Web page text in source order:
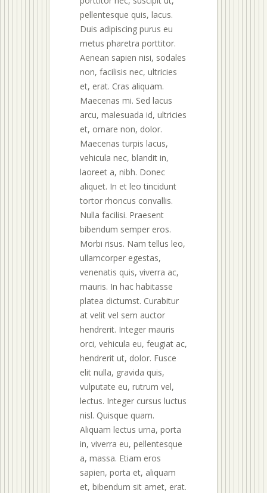
pellentesque quis, lacus.
Duis adipiscing purus eu
metus pharetra porttitor.
Aenean sapien nisi, sodales
non, facilisis nec, ultricies
et, erat. Cras aliquam.
Maecenas mi. Sed lacus
arcu, malesuada id, ultricies
et, ornare non, dolor.
Maecenas turpis lacus,
vehicula nec, blandit in,
laoreet a, nibh. Donec
aliquet. In et leo tincidunt
tortor rhoncus convallis.
Nulla facilisi. Praesent
bibendum semper eros.
Morbi risus. Nam tellus leo,
ullamcorper egestas,
venenatis quis, viverra ac,
mauris. In hac habitasse
platea dictumst. Curabitur
at velit vel sem auctor
hendrerit. Integer mauris
orci, vehicula eu, feugiat ac,
hendrerit ut, dolor. Fusce
elit nulla, gravida quis,
vulputate eu, rutrum vel,
lectus. Integer cursus luctus
nisl. Quisque quam.
Aliquam lectus urna, porta
in, viverra eu, pellentesque
a, massa. Etiam eros
sapien, porta et, aliquam
et, bibendum sit amet, erat.